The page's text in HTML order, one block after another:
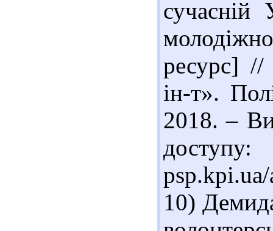
сучасній
ресурс]
ін-т».
2018. –
10)